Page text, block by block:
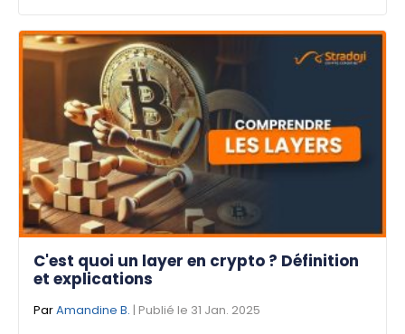
C'est quoi un layer en crypto ? Définition
et explications
ParAmandine B. | Publié le 31 Jan. 2025